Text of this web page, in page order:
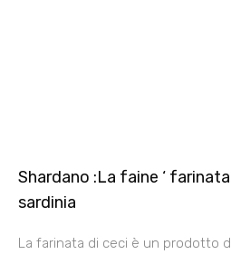
Shardano :La faine ‘
sardinia
La farinata di ceci è un prodotto